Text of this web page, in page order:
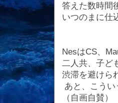
答えた数時間
いつのまに仕
NesはCS、
二人共、子ど
渋滞を避けら
あと、こうい
（自画自賛）